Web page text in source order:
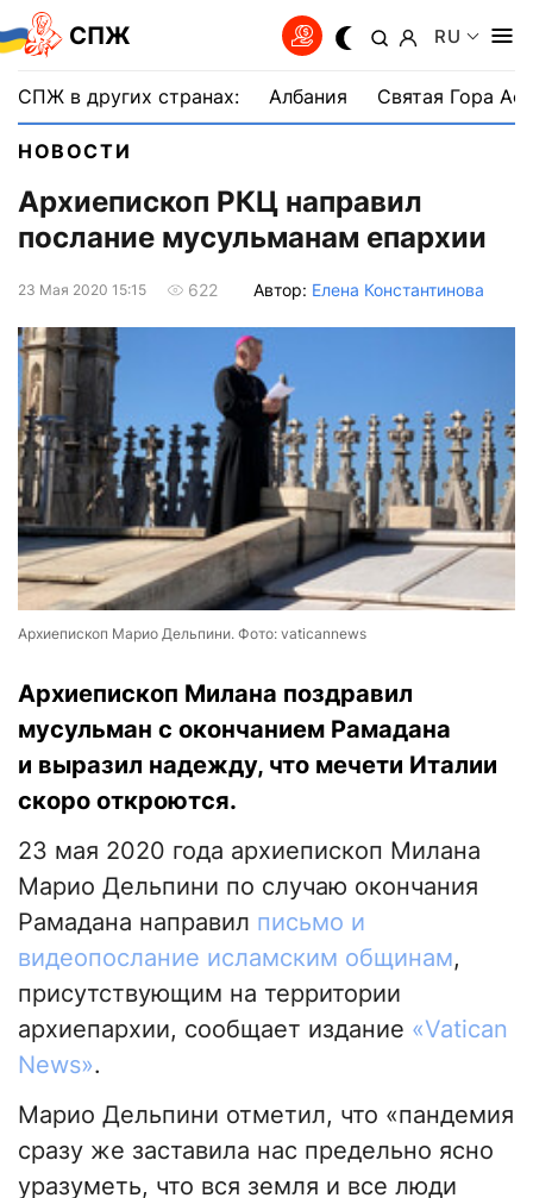
СПЖ RU
СПЖ в других странах: Албания Святая Гора
НОВОСТИ
Архиепископ РКЦ направил
послание мусульманам епархии
23 Мая 2020 15:15 622 Автор: Елена Константинова
Архиепископ Марио Дельпини. Фото: vaticannews
Архиепископ Милана поздравил
мусульман с окончанием Рамадана
и выразил надежду, что мечети Италии
скоро откроются.
23 мая 2020 года архиепископ Милана
Марио Дельпини по случаю окончания
Рамадана направил письмо и
видеопослание исламским общинам,
присутствующим на территории
архиепархии, сообщает издание «Vatican
News».
Марио Дельпини отметил, что «пандемия
сразу же заставила нас предельно ясно
уразуметь, что вся земля и все люди